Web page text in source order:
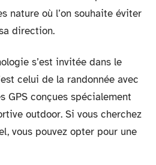
nature où l’on souhaite éviter
direction.
s’est invitée dans le
celui de la randonnée avec
GPS conçues spécialement
outdoor. Si vous cherchez
vous pouvez opter pour une